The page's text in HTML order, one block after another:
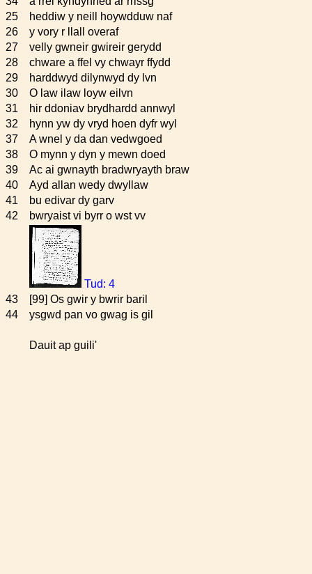
25
heddiw y neill hoywdduw naf
26
y vory r llall overaf
27
velly gwneir gwireir gerydd
28
chware a ffel vy chwayr ffydd
29
harddwyd dilynwyd dy lvn
30
O law ilaw loyw eilvn
31
hir ddoniav brydhardd annwyl
32
hynn yw dy vryd hoen dyfr wyl
37
A wnel y da dan vedwgoed
38
O mynn y dyn y mewn doed
39
Ac ai gwnayth bradwryayth braw
40
Ayd allan wedy dwyllaw
41
bu edivar dy garv
42
bwryaist vi byrr o wst vv
Tud: 4
43
[99] Os gwir y bwrir baril
44
ysgwd pan vo gwag is gil
Dauit ap guili'